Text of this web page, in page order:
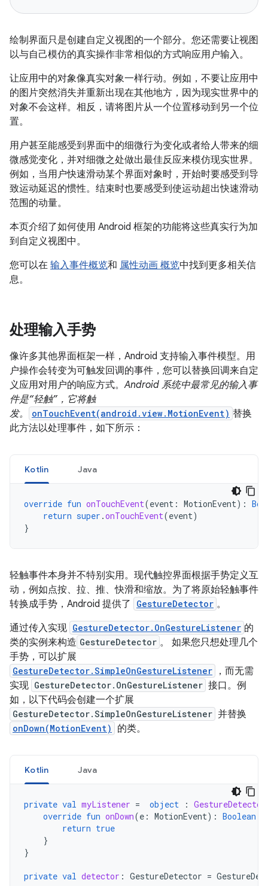
绘制界面只是创建自定义视图的一个部分。您还需要让视图
以与自己模仿的真实操作非常相似的方式响应用户输入。
让应用中的对象像真实对象一样行动。例如，不要让应用中
的图片突然消失并重新出现在其他地方，因为现实世界中的
对象不会这样。相反，请将图片从一个位置移动到另一个位
置。
用户甚至能感受到界面中的细微行为变化或者给人带来的细
微感觉变化，并对细微之处做出最佳反应来模仿现实世界。
例如，当用户快速滑动某个界面对象时，开始时要感受到导
致运动延迟的惯性。结束时也要感受到使运动超出快速滑动
范围的动量。
本页介绍了如何使用 Android 框架的功能将这些真实行为加
到自定义视图中。
您可以在 输入事件概览和 属性动画 概览中找到更多相关信
息。
处理输入手势
像许多其他界面框架一样，Android 支持输入事件模型。用
户操作会转变为可触发回调的事件，您可以替换回调来自定
义应用对用户的响应方式。Android 系统中最常见的输入事
件是“轻触”，它将触
发。
onTouchEvent(android.view.MotionEvent) 替换
此方法以处理事件，如下所示：
Kotlin Java
override fun onTouchEvent(event : MotionEvent):
return super .onTouchEvent(event)
}
轻触事件本身并不特别实用。现代触控界面根据手势定义互
动，例如点按、拉、推、快滑和缩放。为了将原始轻触事件
转换成手势，Android 提供了
GestureDetector 。
通过传入实现 GestureDetector.OnGestureListener 的
类的实例来构造 GestureDetector 。 如果您只想处理几个
手势，可以扩展
GestureDetector.SimpleOnGestureListener
，而无需
实现 GestureDetector.OnGestureListener 接口。例
如，以下代码会创建一个扩展
GestureDetector.SimpleOnGestureListener 并替换
onDown(MotionEvent) 的类。
Kotlin Java
private val myListener = object : GestureDetector
override fun onDown(e : MotionEvent): Boolean
return true
}
}
private val detector : GestureDetector =